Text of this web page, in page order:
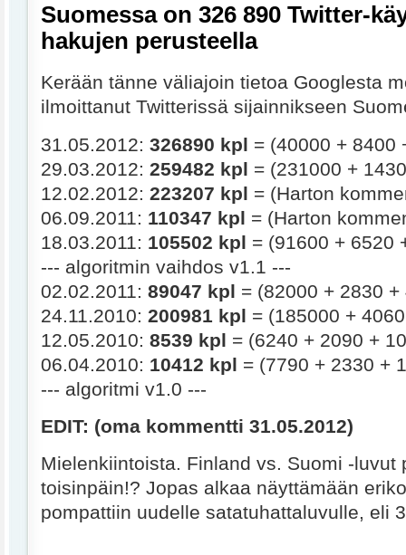
Suomessa on 326 890 Twitter-
hakujen perusteella
Kerään tänne väliajoin tietoa Googlesta
ilmoittanut Twitterissä sijainnikseen
31.05.2012: 326890 kpl = (40000 + 8400
29.03.2012: 259482 kpl = (231000 +
12.02.2012: 223207 kpl = (Harton
06.09.2011: 110347 kpl = (Harton
18.03.2011: 105502 kpl = (91600 + 6520
--- algoritmin vaihdos v1.1 ---
02.02.2011: 89047 kpl = (82000 + 2830
24.11.2010: 200981 kpl = (185000 +
12.05.2010: 8539 kpl = (6240 + 2090 +
06.04.2010: 10412 kpl = (7790 + 2330 +
--- algoritmi v1.0 ---
EDIT: (oma kommentti 31.05.2012)
Mielenkiintoista. Finland vs. Suomi -luvut
toisinpäin!? Jopas alkaa näyttämään
pompattiin uudelle satatuhattaluvulle, eli